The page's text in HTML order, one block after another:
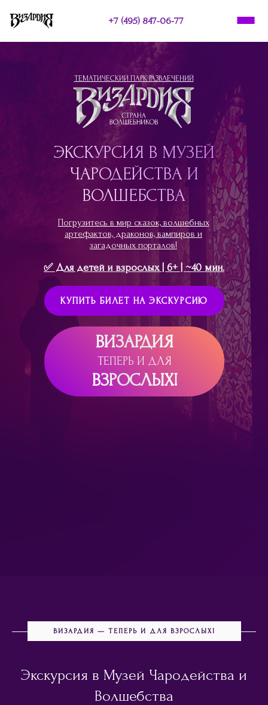
+7 (495) 847-06-77
ПРАЗДНИКИ
ЭКСКУРСИЯ В МУЗЕЙ
ЧАРОДЕЙСТВА И
ВОЛШЕБСТВА
✅ Для детей и взрослых | 6+ | ~40 мин.
Погрузитесь в мир сказок, волшебных
артефактов, драконов, вампиров и
загадочных порталов!
КУПИТЬ БИЛЕТ НА ЭКСКУРСИЮ
ТЕМАТИЧЕСКИЙ ПАРК РАЗВЛЕЧЕНИЙ
ВИЗАРДИЯ
ТЕПЕРЬ И ДЛЯ
ВЗРОСЛЫХ!
ВИЗАРДИЯ — ТЕПЕРЬ И ДЛЯ ВЗРОСЛЫХ!
Экскурсия в Музей Чародейства и
Волшебства